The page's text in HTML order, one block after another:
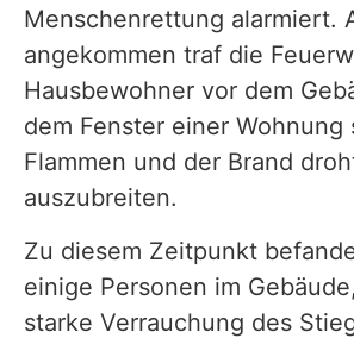
Menschenrettung alarmiert.
angekommen traf die
Hausbewohner vor dem
dem Fenster einer Wohnung
Flammen und der Brand
auszubreiten.
Zu diesem Zeitpunkt
einige Personen im
starke Verrauchung des